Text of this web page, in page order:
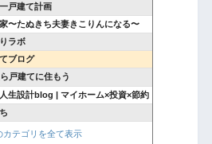
戸建て計画
〜たぬきち夫妻きこりんになる〜
ラボ
ブログ
戸建てに住もう
生設計blog | マイホーム×投資×節約
を叫ぶ
カテゴリを全て表示